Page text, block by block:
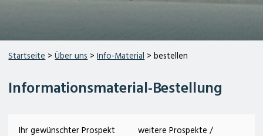
Startseite >Über uns >Info-Material > bestellen
Informationsmaterial-Bestellung
Ihr gewünschter Prospekt
weitere Prospekte /